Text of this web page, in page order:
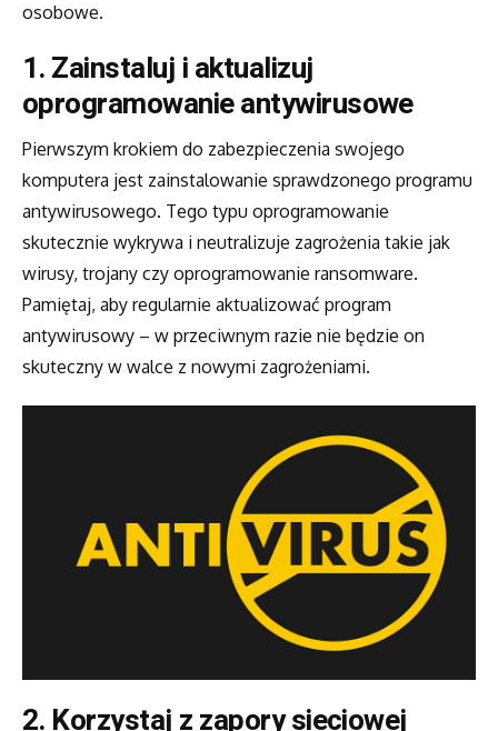
osobowe.
1. Zainstaluj i aktualizuj
oprogramowanie antywirusowe
Pierwszym krokiem do zabezpieczenia swojego
komputera jest zainstalowanie sprawdzonego programu
antywirusowego. Tego typu oprogramowanie
skutecznie wykrywa i neutralizuje zagrożenia takie jak
wirusy, trojany czy oprogramowanie ransomware.
Pamiętaj, aby regularnie aktualizować program
antywirusowy – w przeciwnym razie nie będzie on
skuteczny w walce z nowymi zagrożeniami.
2. Korzystaj z zapory sieciowej